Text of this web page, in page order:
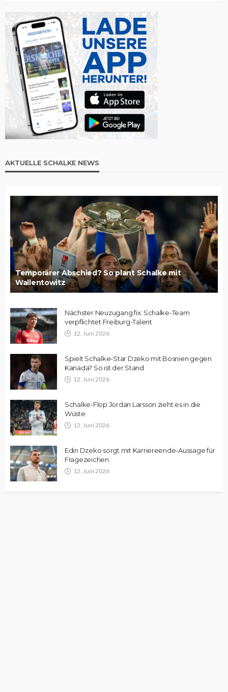
AKTUELLE SCHALKE NEWS
Temporärer Abschied? So plant Schalke mit
Wallentowitz
Nächster Neuzugang fix: Schalke-Team
verpflichtet Freiburg-Talent
12. Juni 2026
Spielt Schalke-Star Dzeko mit Bosnien gegen
Kanada? So ist der Stand
12. Juni 2026
Schalke-Flop Jordan Larsson zieht es in die
Wüste
12. Juni 2026
Edin Dzeko sorgt mit Karriereende-Aussage für
Fragezeichen
12. Juni 2026